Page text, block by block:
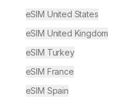
eSIM United States
eSIM United Kingdom
eSIM Turkey
eSIM France
eSIM Spain